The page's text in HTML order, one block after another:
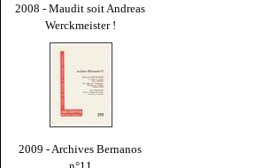
2008 - Maudit soit Andreas
Werckmeister !
2009 - Archives Bernanos